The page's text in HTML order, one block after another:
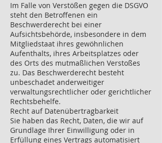
Im Falle von Verstößen gegen die DSGVO
steht den Betroffenen ein
Beschwerderecht bei einer
Aufsichtsbehörde, insbesondere in dem
Mitgliedstaat ihres gewöhnlichen
Aufenthalts, ihres Arbeitsplatzes oder
des Orts des mutmaßlichen Verstoßes
zu. Das Beschwerderecht besteht
unbeschadet anderweitiger
verwaltungsrechtlicher oder gerichtlicher
Rechtsbehelfe.
Recht auf Datenübertragbarkeit
Sie haben das Recht, Daten, die wir auf
Grundlage Ihrer Einwilligung oder in
Erfüllung eines Vertrags automatisiert